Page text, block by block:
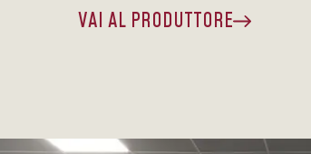
VAI AL PRODUTTORE